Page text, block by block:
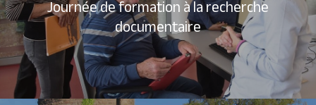
Journée de formation à la recherche
documentaire